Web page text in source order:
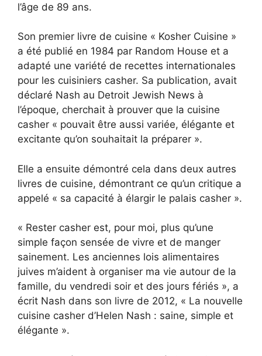
l’âge de 89 ans.
Son premier livre de cuisine « Kosher Cuisine »
a été publié en 1984 par Random House et a
adapté une variété de recettes internationales
pour les cuisiniers casher. Sa publication, avait
déclaré Nash au Detroit Jewish News à
l’époque, cherchait à prouver que la cuisine
casher « pouvait être aussi variée, élégante et
excitante qu’on souhaitait la préparer ».
Elle a ensuite démontré cela dans deux autres
livres de cuisine, démontrant ce qu’un critique a
appelé « sa capacité à élargir le palais casher ».
« Rester casher est, pour moi, plus qu’une
simple façon sensée de vivre et de manger
sainement. Les anciennes lois alimentaires
juives m’aident à organiser ma vie autour de la
famille, du vendredi soir et des jours fériés », a
écrit Nash dans son livre de 2012, « La nouvelle
cuisine casher d’Helen Nash : saine, simple et
élégante ».